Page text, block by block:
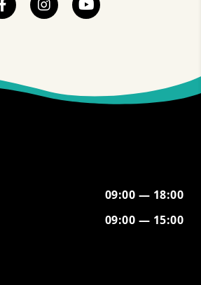
09:00 — 18:00
09:00 — 15:00